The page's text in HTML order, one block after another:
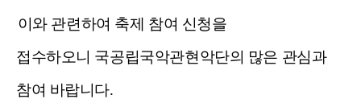
이와 관련하여 축제 참여 신청을
접수하오니 국공립국악관현악단의 많은 관심과
참여 바랍니다.